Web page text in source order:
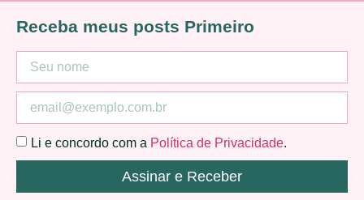
Receba meus posts Primeiro
Li e concordo com a Política de Privacidade.
Assinar e Receber